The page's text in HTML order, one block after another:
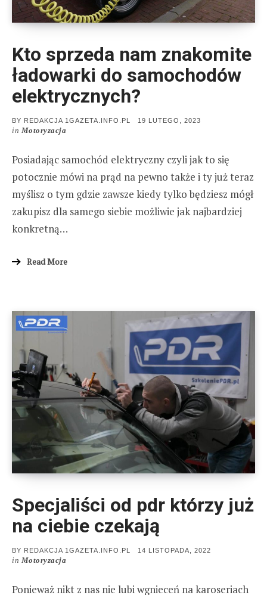
Kto sprzeda nam znakomite
ładowarki do samochodów
elektrycznych?
BY REDAKCJA 1GAZETA.INFO.PL
POSTED
19 LUTEGO, 2023
in Motoryzacja
Posiadając samochód elektryczny czyli jak to się
potocznie mówi na prąd na pewno także i ty już teraz
myślisz o tym gdzie zawsze kiedy tylko będziesz mógł
zakupisz dla samego siebie możliwie jak najbardziej
konkretną…
Read More
Specjaliści od pdr którzy już
na ciebie czekają
BY REDAKCJA 1GAZETA.INFO.PL
POSTED
14 LISTOPADA, 2022
in Motoryzacja
Ponieważ nikt z nas nie lubi wgnieceń na karoseriach